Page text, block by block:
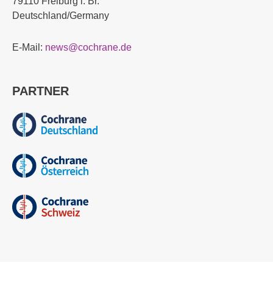
Deutschland/Germany
E-Mail: news@cochrane.de
PARTNER